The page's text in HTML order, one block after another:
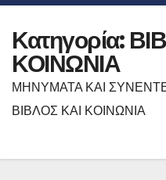
Κατηγορία:
ΚΟΙΝΩΝΙΑ
ΜΗΝΥΜΑΤΑ ΚΑΙ
ΒΙΒΛΟΣ ΚΑΙ ΚΟΙΝΩΝΙΑ